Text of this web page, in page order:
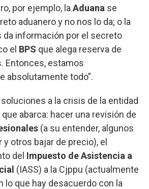
por ejemplo, la Aduana se
aduanero y no nos lo da; o la
da información por el secreto
el BPS que alega reserva de
Entonces, estamos
absolutamente todo”.
soluciones a la crisis de la entidad
abarca: hacer una revisión de
(a su entender, algunos
y otros bajar de precio), el
del Impuesto de Asistencia a
(IASS) a la Cjppu (actualmente
lo que hay desacuerdo con la